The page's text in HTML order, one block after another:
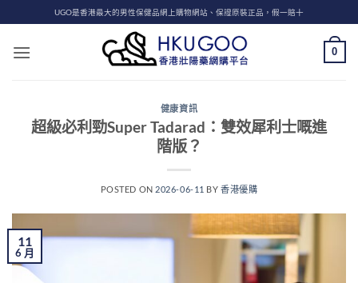
to
content
UGO是香港最大的男性保健品網上購物網站、保證原裝正品，假一賠十
0
健康資訊
超級必利勁Super Tadarad：雙效犀利士嘅進
階版？
POSTED ON 2026-06-11 BY香港優購
11
6 月